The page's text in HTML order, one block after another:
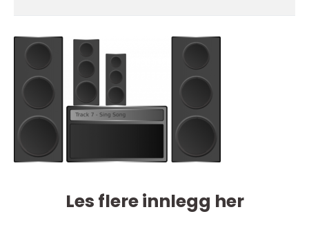
Les flere innlegg her